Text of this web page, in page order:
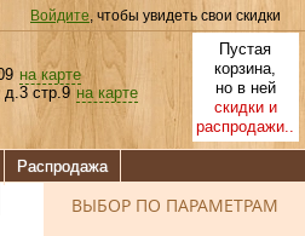
Войдите, чтобы увидеть свои скидки
Пустая
корзина,
но в ней
скидки и
распродажи..
на карте
стр.9 на карте
Распродажа
ВЫБОР ПО ПАРАМЕТРАМ